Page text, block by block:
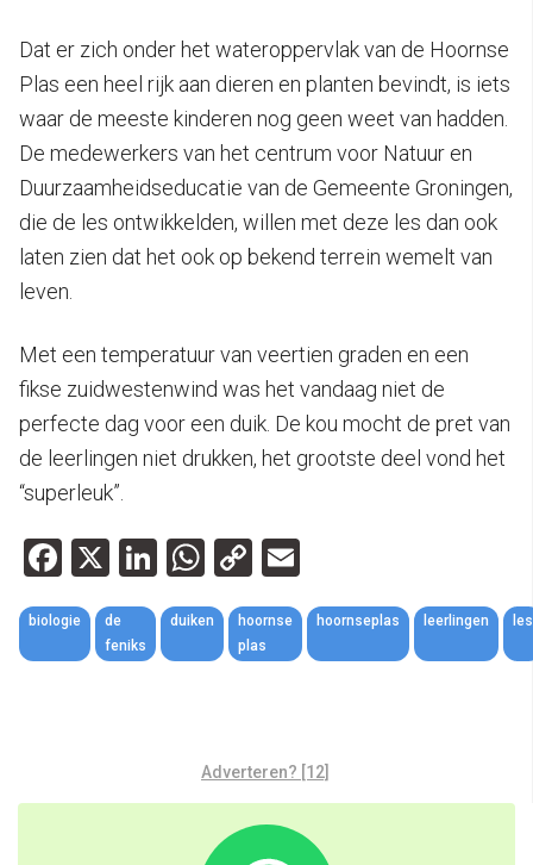
Dat er zich onder het wateroppervlak van de Hoornse
Plas een heel rijk aan dieren en planten bevindt, is iets
waar de meeste kinderen nog geen weet van hadden.
De medewerkers van het centrum voor Natuur en
Duurzaamheidseducatie van de Gemeente Groningen,
die de les ontwikkelden, willen met deze les dan ook
laten zien dat het ook op bekend terrein wemelt van
leven.
Met een temperatuur van veertien graden en een
fikse zuidwestenwind was het vandaag niet de
perfecte dag voor een duik. De kou mocht de pret van
de leerlingen niet drukken, het grootste deel vond het
“superleuk”.
Facebook
X LinkedIn
WhatsApp
Copy
Link
biologie
de
feniks
duiken
hoornse
plas
hoornseplas leerlingen les
Adverteren? [12]